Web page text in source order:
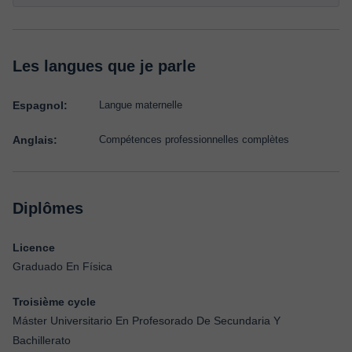
Les langues que je parle
Espagnol: Langue maternelle
Anglais: Compétences professionnelles complètes
Diplômes
Licence
Graduado En Física
Troisième cycle
Máster Universitario En Profesorado De Secundaria Y
Bachillerato